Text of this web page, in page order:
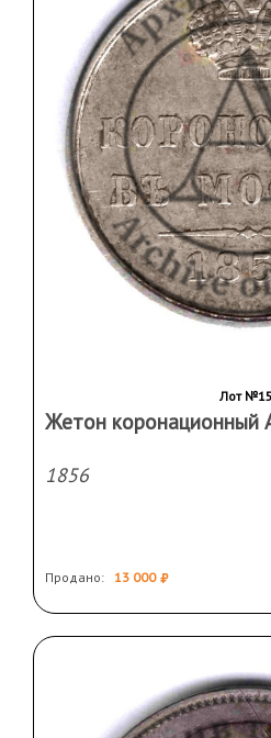
Лот №15
Жетон коронационный
1856
Продано: 13 000